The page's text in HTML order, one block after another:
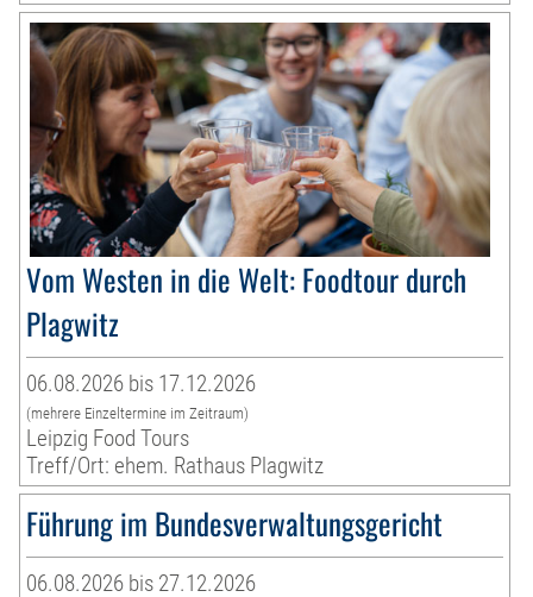
Vom Westen in die Welt: Foodtour durch
Plagwitz
06.08.2026 bis 17.12.2026
(mehrere Einzeltermine im Zeitraum)
Leipzig Food Tours
Treff/Ort: ehem. Rathaus Plagwitz
Führung im Bundesverwaltungsgericht
06.08.2026 bis 27.12.2026